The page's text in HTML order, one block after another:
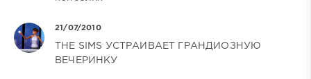
21/07/2010
THE SIMS УСТРАИВАЕТ ГРАНДИОЗНУЮ
ВЕЧЕРИНКУ